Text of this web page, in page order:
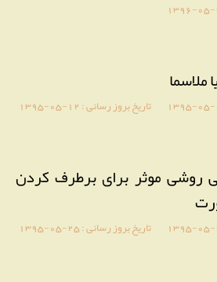
1396-
1395- تاریخ بروز رسانی :1395-05-12
روشی موثر برای برطرف کردن
1395- تاریخ بروز رسانی :1395-05-25